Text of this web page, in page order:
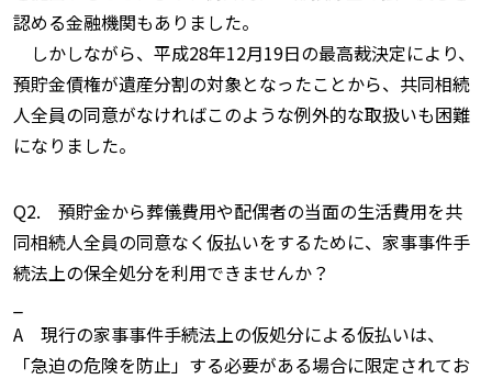
認める金融機関もありました。
しかしながら、平成28年12月19日の最高裁決定により、
預貯金債権が遺産分割の対象となったことから、共同相続
人全員の同意がなければこのような例外的な取扱いも困難
になりました。
Q2. 預貯金から葬儀費用や配偶者の当面の生活費用を共
同相続人全員の同意なく仮払いをするために、家事事件手
続法上の保全処分を利用できませんか？
A 現行の家事事件手続法上の仮処分による仮払いは、
「急迫の危険を防止」する必要がある場合に限定されてお